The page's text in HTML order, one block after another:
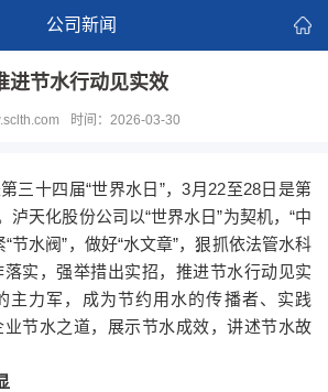
公司新闻
进节水行动见实效
时间：2026-03-30
三十四届“世界水日”，3月22至28日是第
泸天化股份公司以“世界水日”为契机，“中
节水阀”，做好“水文章”，狠抓依法管水科
实，强举措出实招，推进节水行动见实
主力军，成为节约用水的传播者、实践
节水之道，展示节水成效，讲述节水故